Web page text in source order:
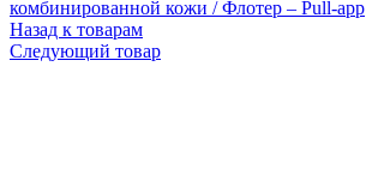
комбинированной кожи / Флотер – Pull-app
Назад к товарам
Следующий товар